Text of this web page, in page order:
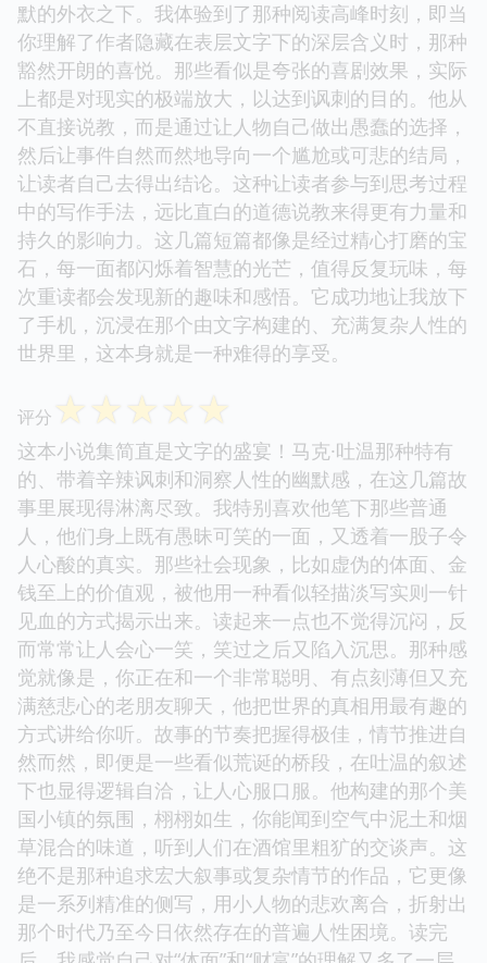
默的外衣之下。我体验到了那种阅读高峰时刻，即当
你理解了作者隐藏在表层文字下的深层含义时，那种
豁然开朗的喜悦。那些看似是夸张的喜剧效果，实际
上都是对现实的极端放大，以达到讽刺的目的。他从
不直接说教，而是通过让人物自己做出愚蠢的选择，
然后让事件自然而然地导向一个尴尬或可悲的结局，
让读者自己去得出结论。这种让读者参与到思考过程
中的写作手法，远比直白的道德说教来得更有力量和
持久的影响力。这几篇短篇都像是经过精心打磨的宝
石，每一面都闪烁着智慧的光芒，值得反复玩味，每
次重读都会发现新的趣味和感悟。它成功地让我放下
了手机，沉浸在那个由文字构建的、充满复杂人性的
世界里，这本身就是一种难得的享受。
评分 ☆☆☆☆☆
这本小说集简直是文字的盛宴！马克·吐温那种特有
的、带着辛辣讽刺和洞察人性的幽默感，在这几篇故
事里展现得淋漓尽致。我特别喜欢他笔下那些普通
人，他们身上既有愚昧可笑的一面，又透着一股子令
人心酸的真实。那些社会现象，比如虚伪的体面、金
钱至上的价值观，被他用一种看似轻描淡写实则一针
见血的方式揭示出来。读起来一点也不觉得沉闷，反
而常常让人会心一笑，笑过之后又陷入沉思。那种感
觉就像是，你正在和一个非常聪明、有点刻薄但又充
满慈悲心的老朋友聊天，他把世界的真相用最有趣的
方式讲给你听。故事的节奏把握得极佳，情节推进自
然而然，即便是一些看似荒诞的桥段，在吐温的叙述
下也显得逻辑自洽，让人心服口服。他构建的那个美
国小镇的氛围，栩栩如生，你能闻到空气中泥土和烟
草混合的味道，听到人们在酒馆里粗犷的交谈声。这
绝不是那种追求宏大叙事或复杂情节的作品，它更像
是一系列精准的侧写，用小人物的悲欢离合，折射出
那个时代乃至今日依然存在的普遍人性困境。读完